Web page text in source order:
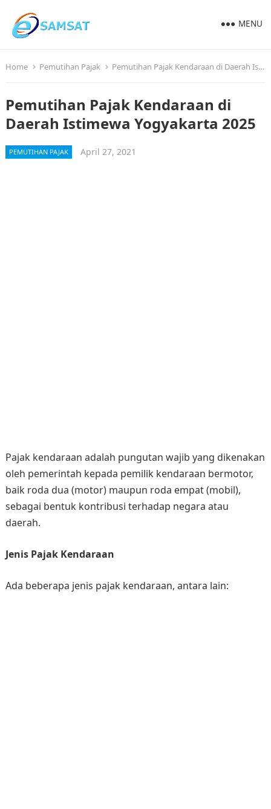
MENU
Home Pemutihan Pajak Pemutihan Pajak Kendaraan di Daerah Istimewa Yogyakarta 2025
Pemutihan Pajak Kendaraan di
Daerah Istimewa Yogyakarta 2025
PEMUTIHAN PAJAK April 27, 2021
Pajak kendaraan adalah pungutan wajib yang dikenakan
oleh pemerintah kepada pemilik kendaraan bermotor,
baik roda dua (motor) maupun roda empat (mobil),
sebagai bentuk kontribusi terhadap negara atau
daerah.
Jenis Pajak Kendaraan
Ada beberapa jenis pajak kendaraan, antara lain: